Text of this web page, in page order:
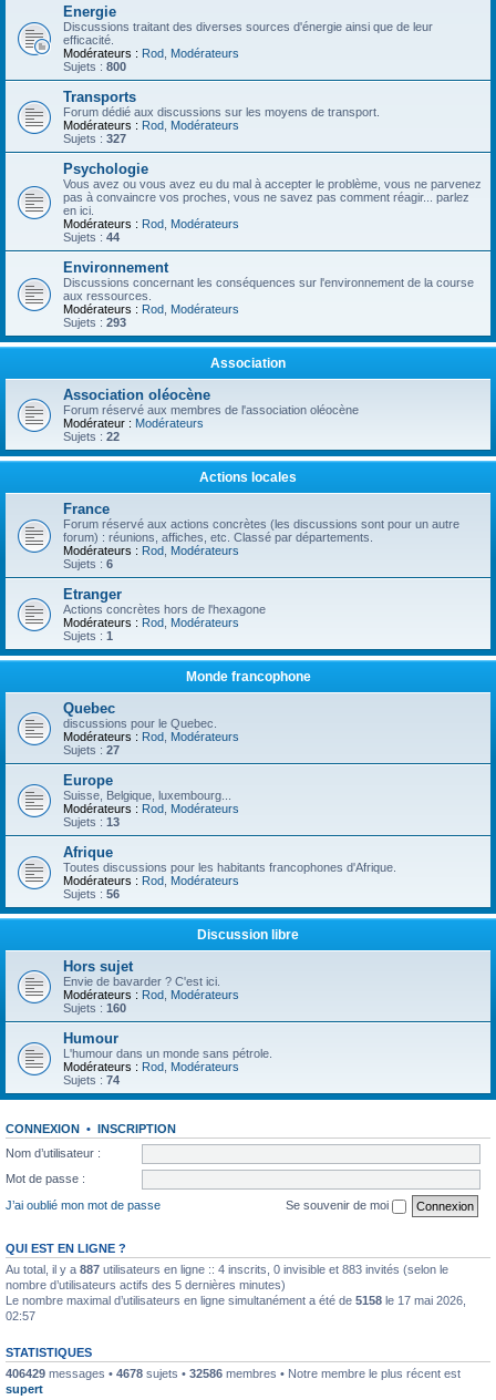
Energie
Discussions traitant des diverses sources d'énergie ainsi que de leur
efficacité.
Modérateurs : Rod Modérateurs
Sujets : 800
Transports
Forum dédié aux discussions sur les moyens de transport.
Modérateurs : Rod Modérateurs
Sujets : 327
Psychologie
Vous avez ou vous avez eu du mal à accepter le problème, vous ne parvenez
pas à convaincre vos proches, vous ne savez pas comment réagir... parlez
en ici.
Modérateurs : Rod Modérateurs
Sujets : 44
Environnement
Discussions concernant les conséquences sur l'environnement de la course
aux ressources.
Modérateurs : Rod Modérateurs
Sujets : 293
Association
Association oléocène
Forum réservé aux membres de l'association oléocène
Modérateur : Modérateurs
Sujets : 22
Actions locales
France
Forum réservé aux actions concrètes (les discussions sont pour un autre
forum) : réunions, affiches, etc. Classé par départements.
Modérateurs : Rod Modérateurs
Sujets : 6
Etranger
Actions concrètes hors de l'hexagone
Modérateurs : Rod Modérateurs
Sujets : 1
Monde francophone
Quebec
discussions pour le Quebec.
Modérateurs : Rod Modérateurs
Sujets : 27
Europe
Suisse, Belgique, luxembourg...
Modérateurs : Rod Modérateurs
Sujets : 13
Afrique
Toutes discussions pour les habitants francophones d'Afrique.
Modérateurs : Rod Modérateurs
Sujets : 56
Discussion libre
Hors sujet
Envie de bavarder ? C'est ici.
Modérateurs : Rod Modérateurs
Sujets : 160
Humour
L'humour dans un monde sans pétrole.
Modérateurs : Rod Modérateurs
Sujets : 74
CONNEXION • INSCRIPTION
Nom d’utilisateur :
Mot de passe :
J’ai oublié mon mot de passe
Se souvenir de moi
QUI EST EN LIGNE ?
Au total, il y a 887 utilisateurs en ligne :: 4 inscrits, 0 invisible et 883 invités (selon le
nombre d’utilisateurs actifs des 5 dernières minutes)
Le nombre maximal d’utilisateurs en ligne simultanément a été de 5158 le 17 mai 2026,
02:57
STATISTIQUES
406429 messages • 4678 sujets • 32586 membres • Notre membre le plus récent est
supert